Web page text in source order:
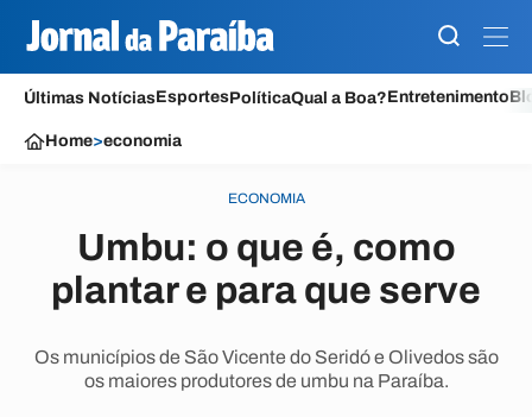
Últimas NotíciasEsportesPolíticaQual a Boa?Entretenimento
Home>economia
ECONOMIA
Umbu: o que é, como
plantar e para que serve
Os municípios de São Vicente do Seridó e Olivedos são
os maiores produtores de umbu na Paraíba.